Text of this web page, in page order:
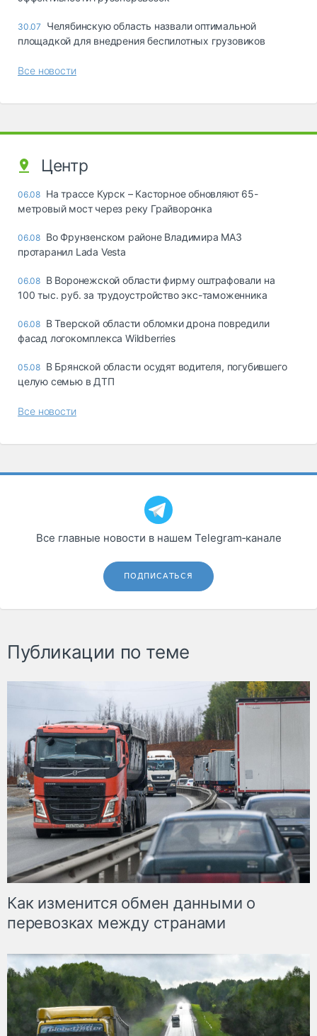
30.07
Челябинскую область назвали оптимальной
площадкой для внедрения беспилотных грузовиков
Все новости
Центр
06.08 На трассе Курск – Касторное обновляют 65-
метровый мост через реку Грайворонка
06.08 Во Фрунзенском районе Владимира МАЗ
протаранил Lada Vesta
06.08 В Воронежской области фирму оштрафовали на
100 тыс. руб. за трудоустройство экс-таможенника
06.08 В Тверской области обломки дрона повредили
фасад логокомплекса Wildberries
05.08 В Брянской области осудят водителя, погубившего
целую семью в ДТП
Все новости
Все главные новости в нашем Telegram‑канале
ПОДПИСАТЬСЯ
Публикации по теме
Как изменится обмен данными о
перевозках между странами